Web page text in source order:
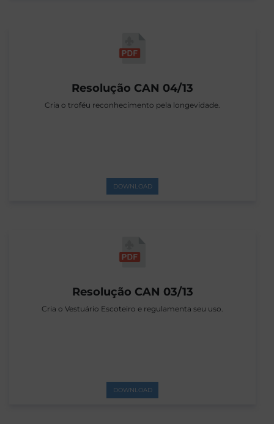
Resolução CAN 04/13
Cria o troféu reconhecimento pela longevidade.
DOWNLOAD
Resolução CAN 03/13
Cria o Vestuário Escoteiro e regulamenta seu uso.
DOWNLOAD